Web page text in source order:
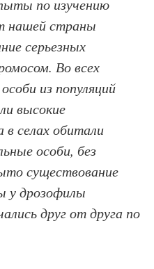
по изучению
нашей страны
серьезных
Во всех
из популяций
высокие
в селах обитали
особи, без
существование
у дрозофилы
друг от друга по